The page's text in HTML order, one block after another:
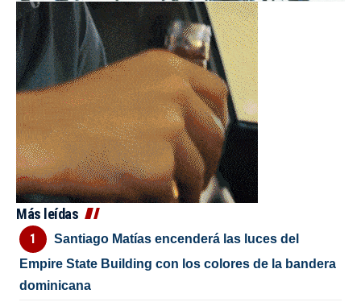
Más leídas
Santiago Matías encenderá las luces del
Empire State Building con los colores de la bandera
dominicana